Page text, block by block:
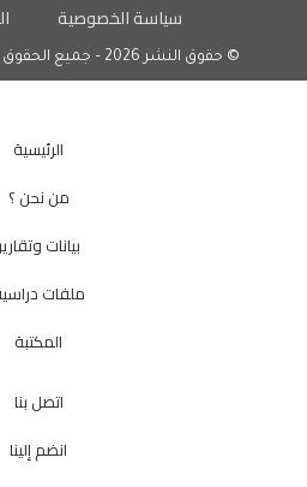
© حقوق النشر 2026 – جميع الحقوق محفوظة | أطاك المغرب
سياسة الخصوصية
الرئيسية
من نحن ؟
بيانات وتقارير
ملفات
المكتبة
اتصل بنا
انضم إلينا